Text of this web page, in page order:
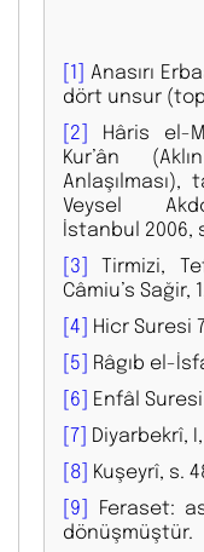
[1] Anasırı
dört unsur
[2] Hâris el-
Kur’ân
Veysel
İstanbul 2006,
[3] Tirmizi,
Câmiu’s Sağir,
[4] Hicr Suresi
[5] Râgıb el-
[6] Enfâl
[7] Diyarbekrî,
[8] Kuşeyrî, s.
[9] Feraset:
dönüşmüştür.